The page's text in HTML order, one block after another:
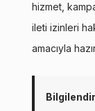
hizmet,
ileti izinleri
amacıyla
Tanıtım, pazarlama,
Paylaştığım bilgilerin
WhatsApp